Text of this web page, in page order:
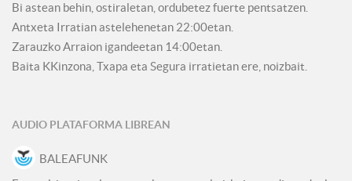
Bi astean behin, ostiraletan, ordubetez fuerte pentsatzen.
Antxeta Irratian astelehenetan 22:00etan.
Zarauzko Arraion igandeetan 14:00etan.
Baita KKinzona, Txapa eta Segura irratietan ere, noizbait.
AUDIO PLATAFORMA LIBREAN
BALEAFUNK